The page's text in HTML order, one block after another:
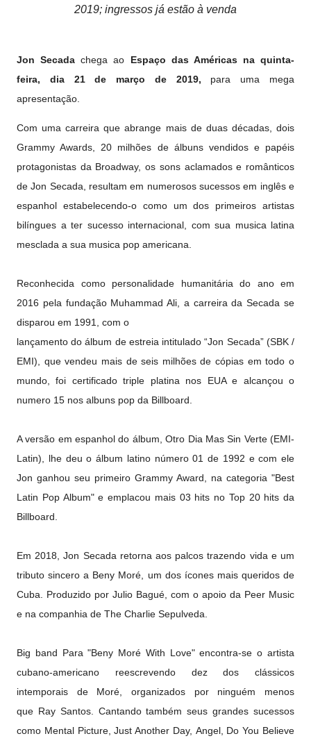
2019; ingressos já estão à venda
Jon Secada chega ao Espaço das Américas na quinta-
feira, dia 21 de março de 2019, para uma mega
apresentação.
Com uma carreira que abrange mais de duas décadas, dois
Grammy Awards, 20 milhões de álbuns vendidos e papéis
protagonistas da Broadway, os sons aclamados e românticos
de Jon Secada, resultam em numerosos sucessos em inglês e
espanhol estabelecendo-o como um dos primeiros artistas
bilíngues a ter sucesso internacional, com sua musica latina
mesclada a sua musica pop americana.
Reconhecida como personalidade humanitária do ano em
2016 pela fundação Muhammad Ali, a carreira da Secada se
disparou em 1991, com o
lançamento do álbum de estreia intitulado “Jon Secada” (SBK /
EMI), que vendeu mais de seis milhões de cópias em todo o
mundo, foi certificado triple platina nos EUA e alcançou o
numero 15 nos albuns pop da Billboard.
A versão em espanhol do álbum, Otro Dia Mas Sin Verte (EMI-
Latin), lhe deu o álbum latino número 01 de 1992 e com ele
Jon ganhou seu primeiro Grammy Award, na categoria "Best
Latin Pop Album" e emplacou mais 03 hits no Top 20 hits da
Billboard.
Em 2018, Jon Secada retorna aos palcos trazendo vida e um
tributo sincero a Beny Moré, um dos ícones mais queridos de
Cuba. Produzido por Julio Bagué, com o apoio da Peer Music
e na companhia de The Charlie Sepulveda.
Big band Para "Beny Moré With Love" encontra-se o artista
cubano-americano reescrevendo dez dos clássicos
intemporais de Moré, organizados por ninguém menos
que Ray Santos. Cantando também seus grandes sucessos
como Mental Picture, Just Another Day, Angel, Do You Believe